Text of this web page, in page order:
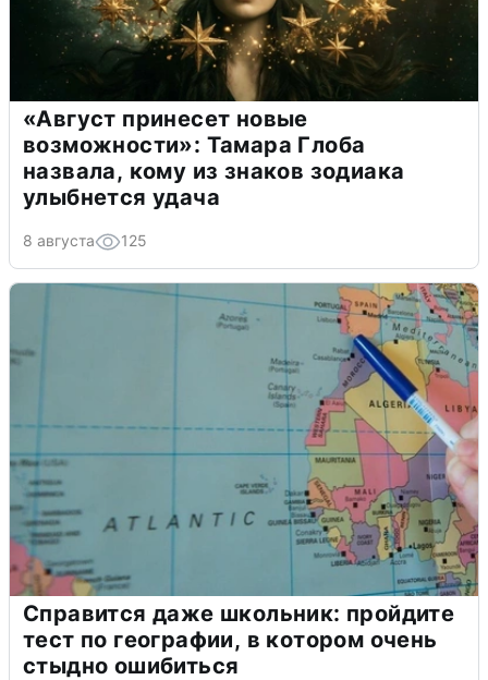
«Август принесет новые
возможности»: Тамара Глоба
назвала, кому из знаков зодиака
улыбнется удача
8 августа 125
Справится даже школьник: пройдите
тест по географии, в котором очень
стыдно ошибиться